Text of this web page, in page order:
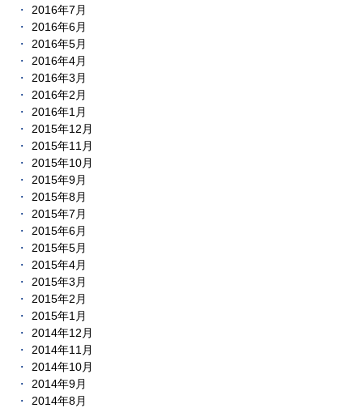
2016年7月
2016年6月
2016年5月
2016年4月
2016年3月
2016年2月
2016年1月
2015年12月
2015年11月
2015年10月
2015年9月
2015年8月
2015年7月
2015年6月
2015年5月
2015年4月
2015年3月
2015年2月
2015年1月
2014年12月
2014年11月
2014年10月
2014年9月
2014年8月